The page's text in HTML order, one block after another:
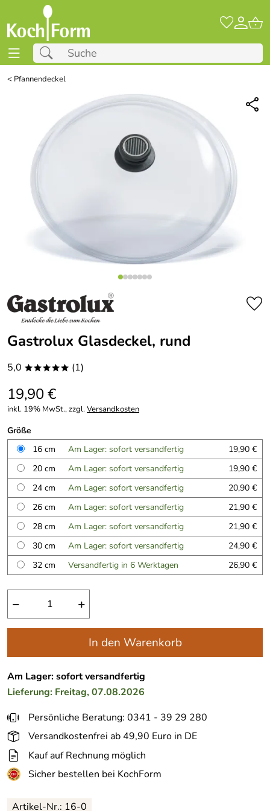
< Pfannendeckel
Gastrolux Glasdeckel, rund
5,0 ***** (1)
19,90 €
inkl. 19% MwSt., zzgl.Versandkosten
Größe
16 cm
Am Lager: sofort versandfertig
19,90 €
20 cm
Am Lager: sofort versandfertig
19,90 €
24 cm
Am Lager: sofort versandfertig
20,90 €
26 cm
Am Lager: sofort versandfertig
21,90 €
28 cm
Am Lager: sofort versandfertig
21,90 €
30 cm
Am Lager: sofort versandfertig
24,90 €
32 cm
Versandfertig in 6 Werktagen 26,90 €
− +
In den Warenkorb
Am Lager: sofort versandfertig
Lieferung: Freitag, 07.08.2026
Persönliche Beratung: 0341 - 39 29 280
Versandkostenfrei ab 49,90 Euro in DE
Kauf auf Rechnung möglich
Sicher bestellen bei KochForm
Artikel-Nr.: 16-0